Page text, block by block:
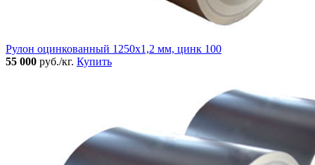
Рулон оцинкованный 1250х1,2 мм, цинк 100
55 000 руб./кг. Купить